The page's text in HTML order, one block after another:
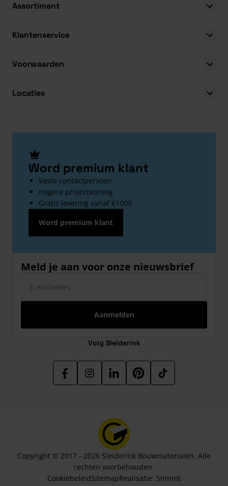
Assortiment
Klantenservice
Voorwaarden
Locaties
Word premium klant
Vaste contactpersoon
Hogere projectkorting
Gratis levering vanaf €1000
Word premium klant
Meld je aan voor onze nieuwsbrief
Aanmelden
Volg Sleiderink
Copyright © 2017 - 2026 Sleiderink Bouwmaterialen. Alle
rechten voorbehouden.
CookiebeleidSitemapRealisatie: Stimmt